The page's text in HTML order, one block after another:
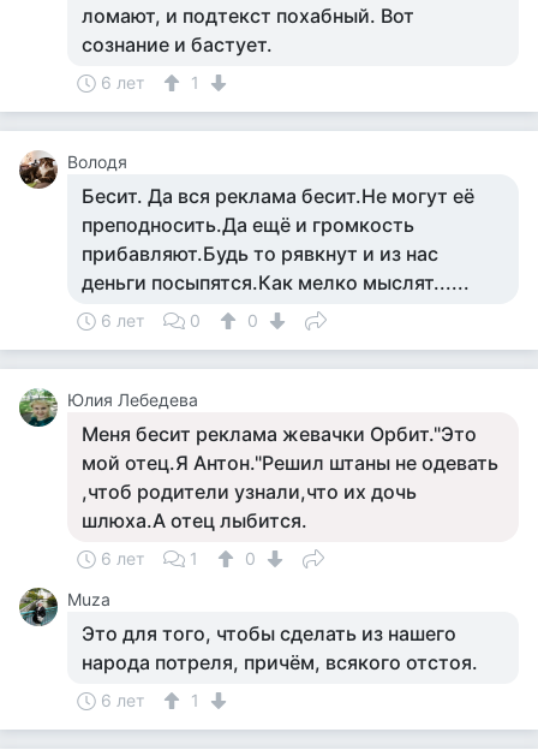
ломают, и подтекст похабный. Вот
сознание и бастует.
6 лет 1
Володя
Бесит. Да вся реклама бесит.Не могут её
преподносить.Да ещё и громкость
прибавляют.Будь то рявкнут и из нас
деньги посыпятся.Как мелко мыслят......
6 лет 0 0
Юлия Лебедева
Меня бесит реклама жевачки Орбит."Это
мой отец.Я Антон."Решил штаны не одевать
,чтоб родители узнали,что их дочь
шлюха.А отец лыбится.
6 лет 1
0
Muza
Это для того, чтобы сделать из нашего
народа потреля, причём, всякого отстоя.
6 лет 1